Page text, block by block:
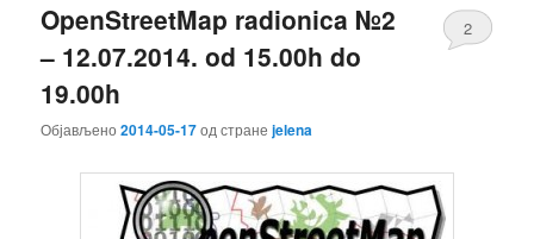
OpenStreetMap radionica №2
– 12.07.2014. od 15.00h do
19.00h
Објављено2014-05-17од странеjelena
2